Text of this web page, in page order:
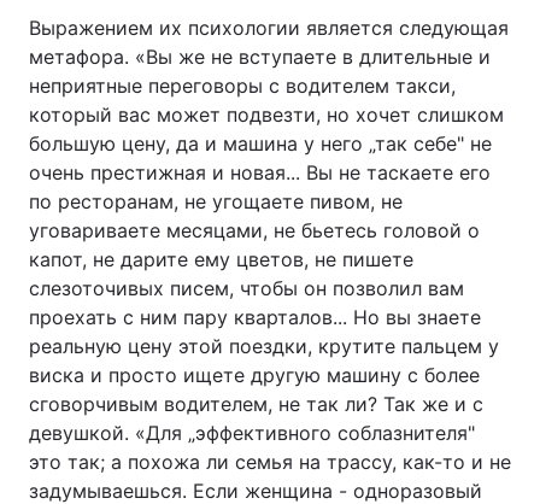
Выражением их психологии является следующая
метафора. «Вы же не вступаете в длительные и
неприятные переговоры с водителем такси,
который вас может подвезти, но хочет слишком
большую цену, да и машина у него „так себе" не
очень престижная и новая... Вы не таскаете его
по ресторанам, не угощаете пивом, не
уговариваете месяцами, не бьетесь головой о
капот, не дарите ему цветов, не пишете
слезоточивых писем, чтобы он позволил вам
проехать с ним пару кварталов... Но вы знаете
реальную цену этой поездки, крутите пальцем у
виска и просто ищете другую машину с более
сговорчивым водителем, не так ли? Так же и с
девушкой. «Для „эффективного соблазнителя"
это так; а похожа ли семья на трассу, как-то и не
задумываешься. Если женщина - одноразовый